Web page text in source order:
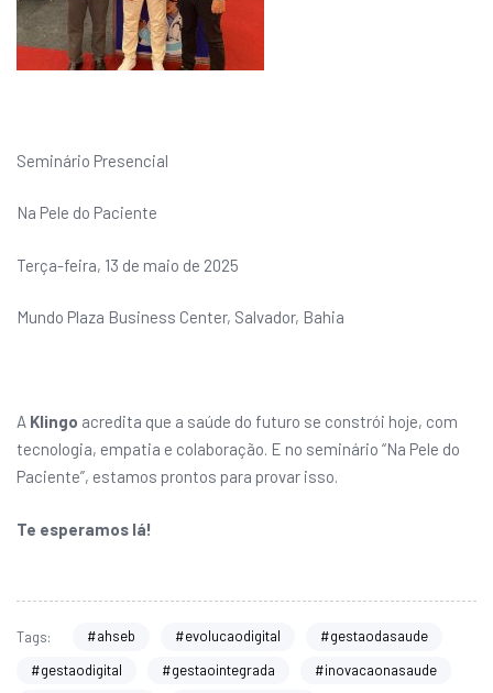
Seminário Presencial
Na Pele do Paciente
Terça-feira, 13 de maio de 2025
Mundo Plaza Business Center, Salvador, Bahia
A Klingo acredita que a saúde do futuro se constrói hoje, com
tecnologia, empatia e colaboração. E no seminário “Na Pele do
Paciente”, estamos prontos para provar isso.
Te esperamos lá!
Tags: #ahseb #evolucaodigital
#gestaodasaude
#gestaodigital
#gestaointegrada
#inovacaonasaude